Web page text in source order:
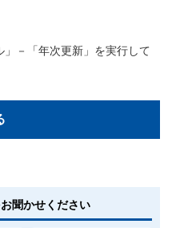
－「年次更新」を実行して
聞かせください